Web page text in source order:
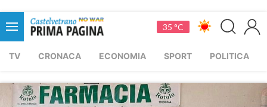
35 °C
TV CRONACA ECONOMIA SPORT POLITICA